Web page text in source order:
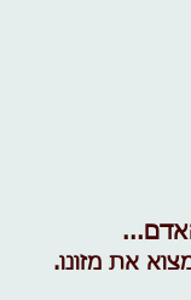
את מזונו.